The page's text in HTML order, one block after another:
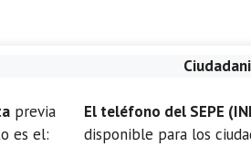
previa
es el:
El teléfono del SEPE
disponible para los